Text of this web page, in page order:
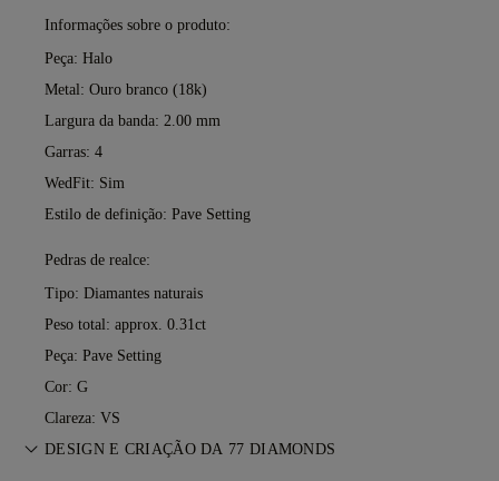
Informações sobre o produto:
Peça: Halo
Metal: Ouro branco (18k)
Largura da banda: 2.00 mm
Garras: 4
WedFit: Sim
Estilo de definição: Pave Setting
Pedras de realce:
Tipo: Diamantes naturais
Peso total: approx. 0.31ct
Peça: Pave Setting
Cor: G
Clareza: VS
DESIGN E CRIAÇÃO DA 77 DIAMONDS